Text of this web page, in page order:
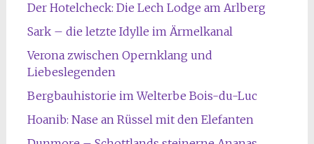
Der Hotelcheck: Die Lech Lodge am Arlberg
Sark – die letzte Idylle im Ärmelkanal
Verona zwischen Opernklang und
Liebeslegenden
Bergbauhistorie im Welterbe Bois-du-Luc
Hoanib: Nase an Rüssel mit den Elefanten